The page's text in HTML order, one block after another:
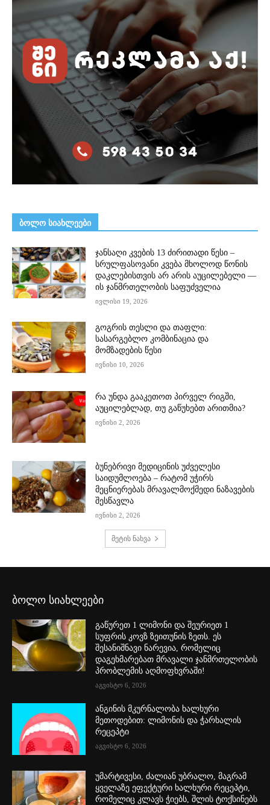
ᲑᲝᲚᲝ ᲡᲘᲐᲮᲚᲔᲔᲑᲘ
ჯანსაღი კვების 13 ძირითადი წესი –
სრულფასოვანი კვება მხოლოდ წონის
დაკლებისთვის არ არის აუცილებელი —
ის ჯანმრთელობის საფუძველია
ივლისი 19, 2026
გოგრის თესლი და თაფლი:
სასარგებლო კომბინაცია და
მომზადების წესი
ივნისი 10, 2026
რა უნდა გააკეთოთ პირველ რიგში,
აუცილებლად, თუ გაწუხებთ არითმია?
ივნისი 2, 2026
ბუნებრივი მედიცინის უძველესი
საიდუმლოება – რატომ უჭირს
მეცნიერებას მრავალმოქმედი ნაზავების
შესწავლა
ივნისი 2, 2026
მეტის ნახვა
ბოლო სიახლეები
გაწურეთ 1 ლიმონი და შეურიეთ 1
სუფრის კოვზ ზეითუნის ზეთს. ეს
შესანიშნავი ნარევია, რომელიც
დაგეხმარებათ მრავალი ჯანმრთელობის
პრობლემის აღმოფხვრაში!
აგვისტო 6, 2026
ანგინის მკურნალობა ხალხური
მეთოდებით: ლიმონის და ჭარხალის
რეცეპტი
აგვისტო 6, 2026
უმარტივესი, ძალიან უბრალო, მაგრამ
ყველაზე ეფექტური ხალხური რეცეპტი,
რომელიც კლავს ჭიებს, შლის ტოქსინებს